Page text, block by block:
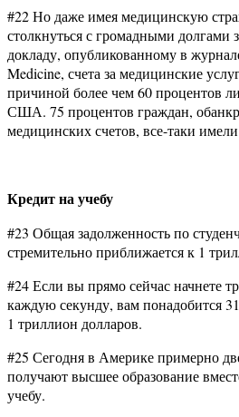
#22 Но даже имея медицинскую
столкнуться с громадными долгами
докладу, опубликованному в
Medicine, счета за медицинские
причиной более чем 60 процентов
США. 75 процентов граждан,
медицинских счетов, все-таки
Кредит на учебу
#23 Общая задолженность по
стремительно приближается к 1
#24 Если вы прямо сейчас начнете
каждую секунду, вам понадобится
1 триллион долларов.
#25 Сегодня в Америке примерно
получают высшее образование
учебу.